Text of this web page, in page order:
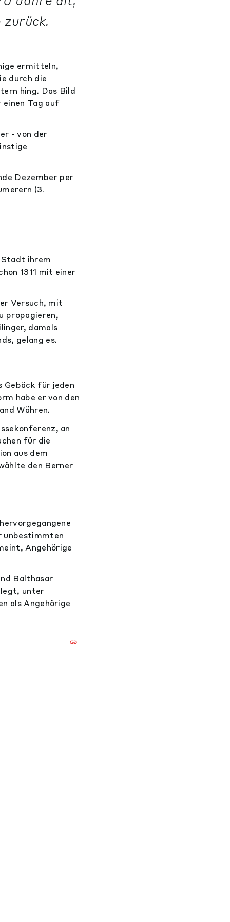
ermitteln,
durch die
hing. Das Bild
einen Tag auf
- von der
Dezember per
(3.
Stadt ihrem
1311 mit einer
Versuch, mit
propagieren,
damals
gelang es.
Gebäck für jeden
habe er von den
Währen.
an
für die
aus dem
den Berner
unbestimmten
Angehörige
Balthasar
unter
als Angehörige